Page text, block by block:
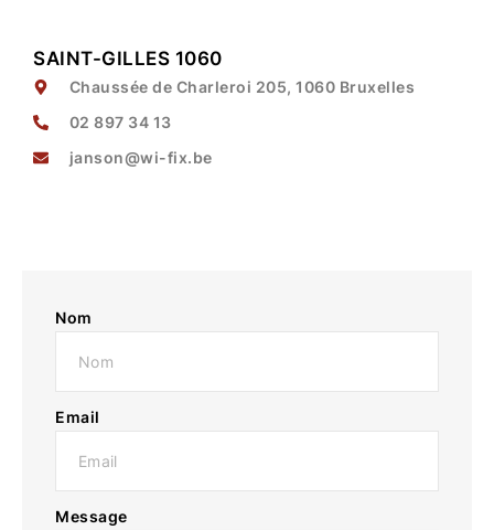
SAINT-GILLES 1060
Chaussée de Charleroi 205, 1060 Bruxelles
02 897 34 13
janson@wi-fix.be
Nom
Email
Message